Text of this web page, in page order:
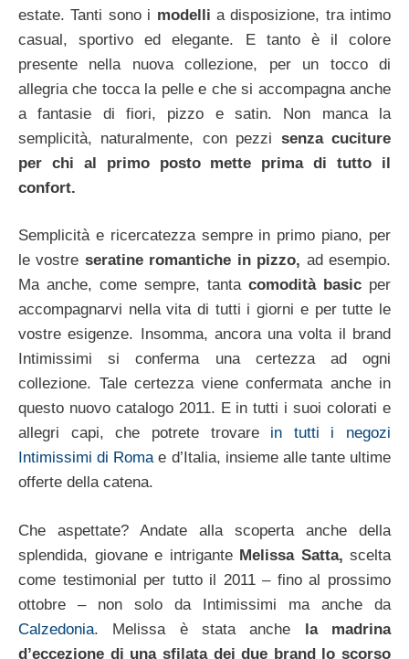
estate. Tanti sono i modelli a disposizione, tra intimo
casual, sportivo ed elegante. E tanto è il colore
presente nella nuova collezione, per un tocco di
allegria che tocca la pelle e che si accompagna anche
a fantasie di fiori, pizzo e satin. Non manca la
semplicità, naturalmente, con pezzi senza cuciture
per chi al primo posto mette prima di tutto il
confort.
Semplicità e ricercatezza sempre in primo piano, per
le vostre seratine romantiche in pizzo, ad esempio.
Ma anche, come sempre, tanta comodità basic per
accompagnarvi nella vita di tutti i giorni e per tutte le
vostre esigenze. Insomma, ancora una volta il brand
Intimissimi si conferma una certezza ad ogni
collezione. Tale certezza viene confermata anche in
questo nuovo catalogo 2011. E in tutti i suoi colorati e
allegri capi, che potrete trovare in tutti i negozi
Intimissimi di Romae d’Italia, insieme alle tante ultime
offerte della catena.
Che aspettate? Andate alla scoperta anche della
splendida, giovane e intrigante Melissa Satta, scelta
come testimonial per tutto il 2011 – fino al prossimo
ottobre – non solo da Intimissimi ma anche da
Calzedonia. Melissa è stata anche la madrina
d’eccezione di una sfilata dei due brand lo scorso